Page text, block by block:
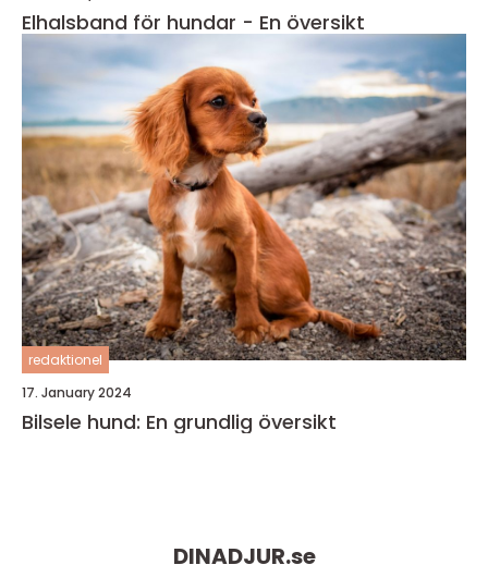
Elhalsband för hundar - En översikt
redaktionel
17. January 2024
Bilsele hund: En grundlig översikt
DINADJUR.se